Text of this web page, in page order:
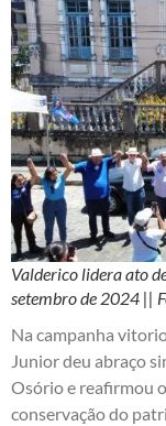
Valderico lidera ato
setembro de 2024 ||
Na campanha
Junior deu abraço
Osório e reafirmou
conservação do